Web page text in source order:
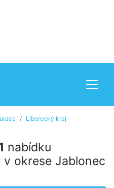
Liberecký kraj
nabídku
okrese Jablonec